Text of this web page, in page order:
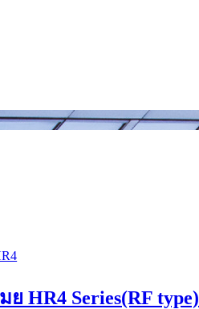
HR4 Series(RF type)